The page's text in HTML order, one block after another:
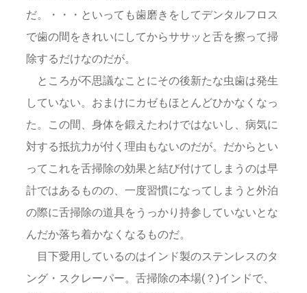
だ。・・・といっても歯磨きをしてデンタルフロス
で歯の間をきれいにしてからササッと舌を擦って掃
除するだけなのだが。
ところが不思議なことにその後新たな虫歯は発生
していない。おまけにカゼもほとんどひかなくなっ
た。この間、身体を鍛えたわけではないし、病気に
対する抵抗力が付く理由もないのだが。だからとい
ってこれを舌掃除の効果と結び付けてしまうのは早
計ではあるものの、一度習慣になってしまうと外泊
の際に舌掃除の道具をうっかり持参していないとな
んだか落ち着かなくなるものだ。
目下愛用しているのはインド製のステンレスのタ
ング・スクレーパー。舌掃除の本場(？)インドで、